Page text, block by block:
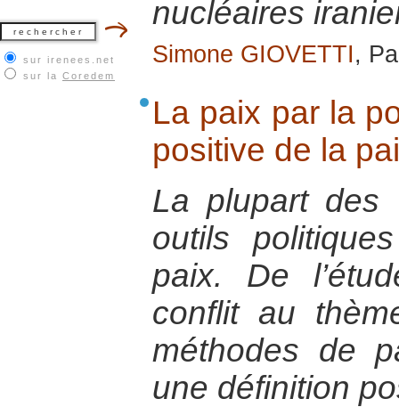
sur irenees.net
sur la Coredem
nucléaires
Simone GIOVETTI,
La paix par la
positive de la
La plupart des
outils
paix. De
conflit au
méthodes de
une définition